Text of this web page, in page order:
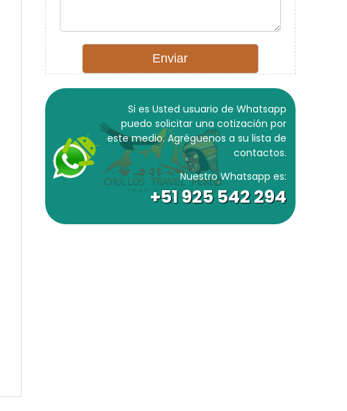
Si es Usted usuario de Whatsapp
puedo solicitar una cotización por
este medio. Agréguenos a su lista de
contactos.
Nuestro Whatsapp es:
+51 925 542 294